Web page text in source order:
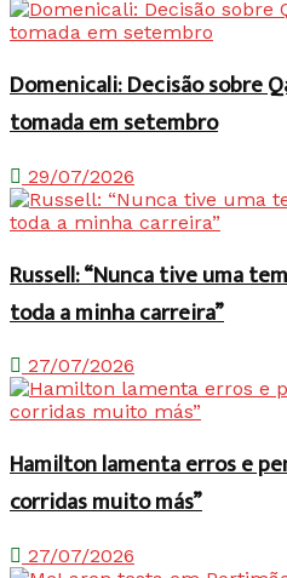
Domenicali: Decisão sobre
tomada em setembro
29/07/2026
Russell: “Nunca tive uma
toda a minha carreira”
27/07/2026
Hamilton lamenta erros e
corridas muito más”
27/07/2026